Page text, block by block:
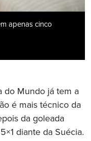
apenas cinco
do Mundo já tem a
é mais técnico da
da goleada
diante da Suécia.